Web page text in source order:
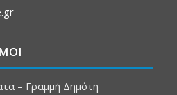
– Γραμμή Δημότη